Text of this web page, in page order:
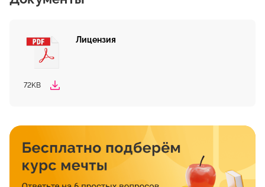
ТО Управления Роспотребнадзора в Ульяновском районе
здравоохранения за Учреждением медицинским
работником, который наряду с администрацией несет
мероприятий, соблюдение санитарно-гигиенических норм,
режима и качества питания воспитанников.
Лицензия
72KB